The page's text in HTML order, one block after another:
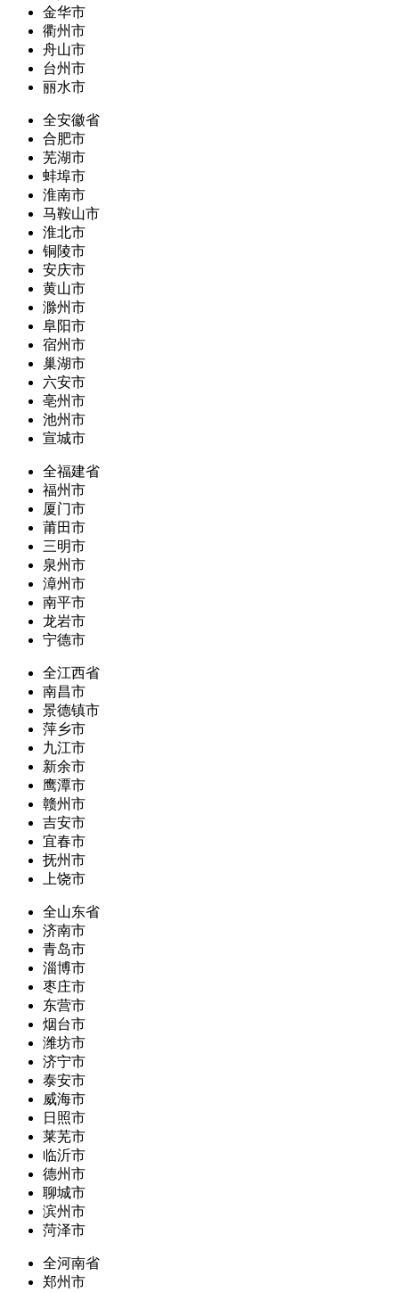
金华市
衢州市
舟山市
台州市
丽水市
全安徽省
合肥市
芜湖市
蚌埠市
淮南市
马鞍山市
淮北市
铜陵市
安庆市
黄山市
滁州市
阜阳市
宿州市
巢湖市
六安市
亳州市
池州市
宣城市
全福建省
福州市
厦门市
莆田市
三明市
泉州市
漳州市
南平市
龙岩市
宁德市
全江西省
南昌市
景德镇市
萍乡市
九江市
新余市
鹰潭市
赣州市
吉安市
宜春市
抚州市
上饶市
全山东省
济南市
青岛市
淄博市
枣庄市
东营市
烟台市
潍坊市
济宁市
泰安市
威海市
日照市
莱芜市
临沂市
德州市
聊城市
滨州市
菏泽市
全河南省
郑州市